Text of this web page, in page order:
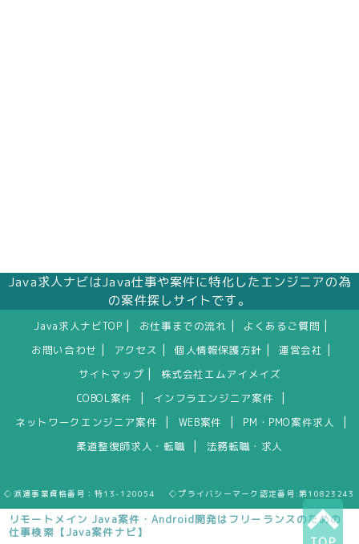
リモートメイン Java案件・Android開発はフリーランスのための
仕事検索【Java案件ナビ】
Java求人ナビはJava仕事や案件に特化したエンジニアの為
の案件探しサイトです。
Java求人ナビTOP お仕事までの流れ よくあるご質問
お問い合わせ アクセス 個人情報保護方針 運営会社
サイトマップ
株式会社エムアイメイズ
COBOL案件
インフラエンジニア案件
ネットワークエンジニア案件 WEB案件 PM・PMO案件求人
柔道整復師求人・転職 法務転職・求人
◇派遣事業資格番号：特13-120054 ◇プライバシーマーク認定番号:第10823243